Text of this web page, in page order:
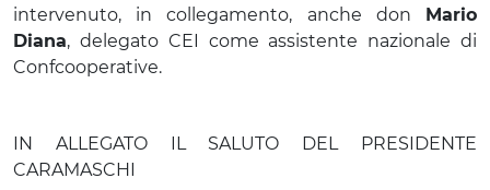
intervenuto, in collegamento, anche don Mario
Diana, delegato CEI come assistente nazionale di
Confcooperative.
IN ALLEGATO IL SALUTO DEL PRESIDENTE
CARAMASCHI